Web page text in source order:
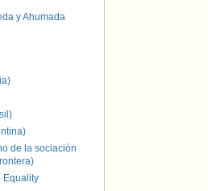
y Ahumada
de la sociación
Equality